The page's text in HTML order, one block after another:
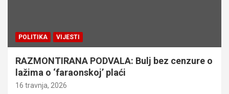
POLITIKA VIJESTI
RAZMONTIRANA PODVALA: Bulj bez cenzure o
lažima o ‘faraonskoj’ plaći
16 travnja, 2026